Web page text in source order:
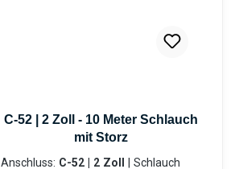
C-52 | 2 Zoll - 10 Meter Schlauch
mit Storz
Anschluss: C-52 | 2 Zoll